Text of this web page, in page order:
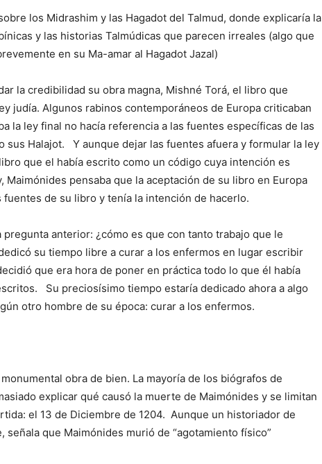
los Midrashim y las Hagadot del Talmud, donde explicaría la
y las historias Talmúdicas que parecen irreales (algo que
en su Ma-amar al Hagadot Jazal)
la credibilidad su obra magna, Mishné Torá, el libro que
judía. Algunos rabinos contemporáneos de Europa criticaban
la ley final no hacía referencia a las fuentes específicas de las
sus Halajot. Y aunque dejar las fuentes afuera y formular la ley
que el había escrito como un código cuya intención es
pensaba que la aceptación de su libro en Europa
de su libro y tenía la intención de hacerlo.
anterior: ¿cómo es que con tanto trabajo que le
su tiempo libre a curar a los enfermos en lugar escribir
que era hora de poner en práctica todo lo que él había
Su preciosísimo tiempo estaría dedicado ahora a algo
otro hombre de su época: curar a los enfermos.
obra de bien. La mayoría de los biógrafos de
explicar qué causó la muerte de Maimónides y se limitan
el 13 de Diciembre de 1204. Aunque un historiador de
señala que Maimónides murió de “agotamiento físico”